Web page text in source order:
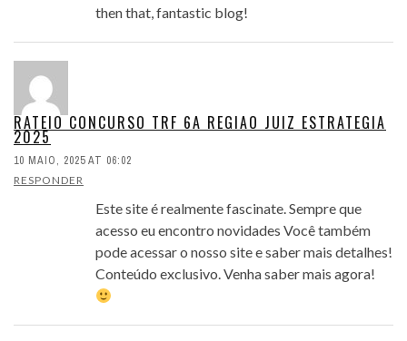
then that, fantastic blog!
RATEIO CONCURSO TRF 6A REGIAO JUIZ ESTRATEGIA
2025
10 MAIO, 2025 AT 06:02
RESPONDER
Este site é realmente fascinate. Sempre que
acesso eu encontro novidades Você também
pode acessar o nosso site e saber mais detalhes!
Conteúdo exclusivo. Venha saber mais agora!